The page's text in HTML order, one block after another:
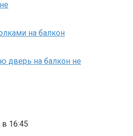
на балкон
дверь на балкон не
в 16:45